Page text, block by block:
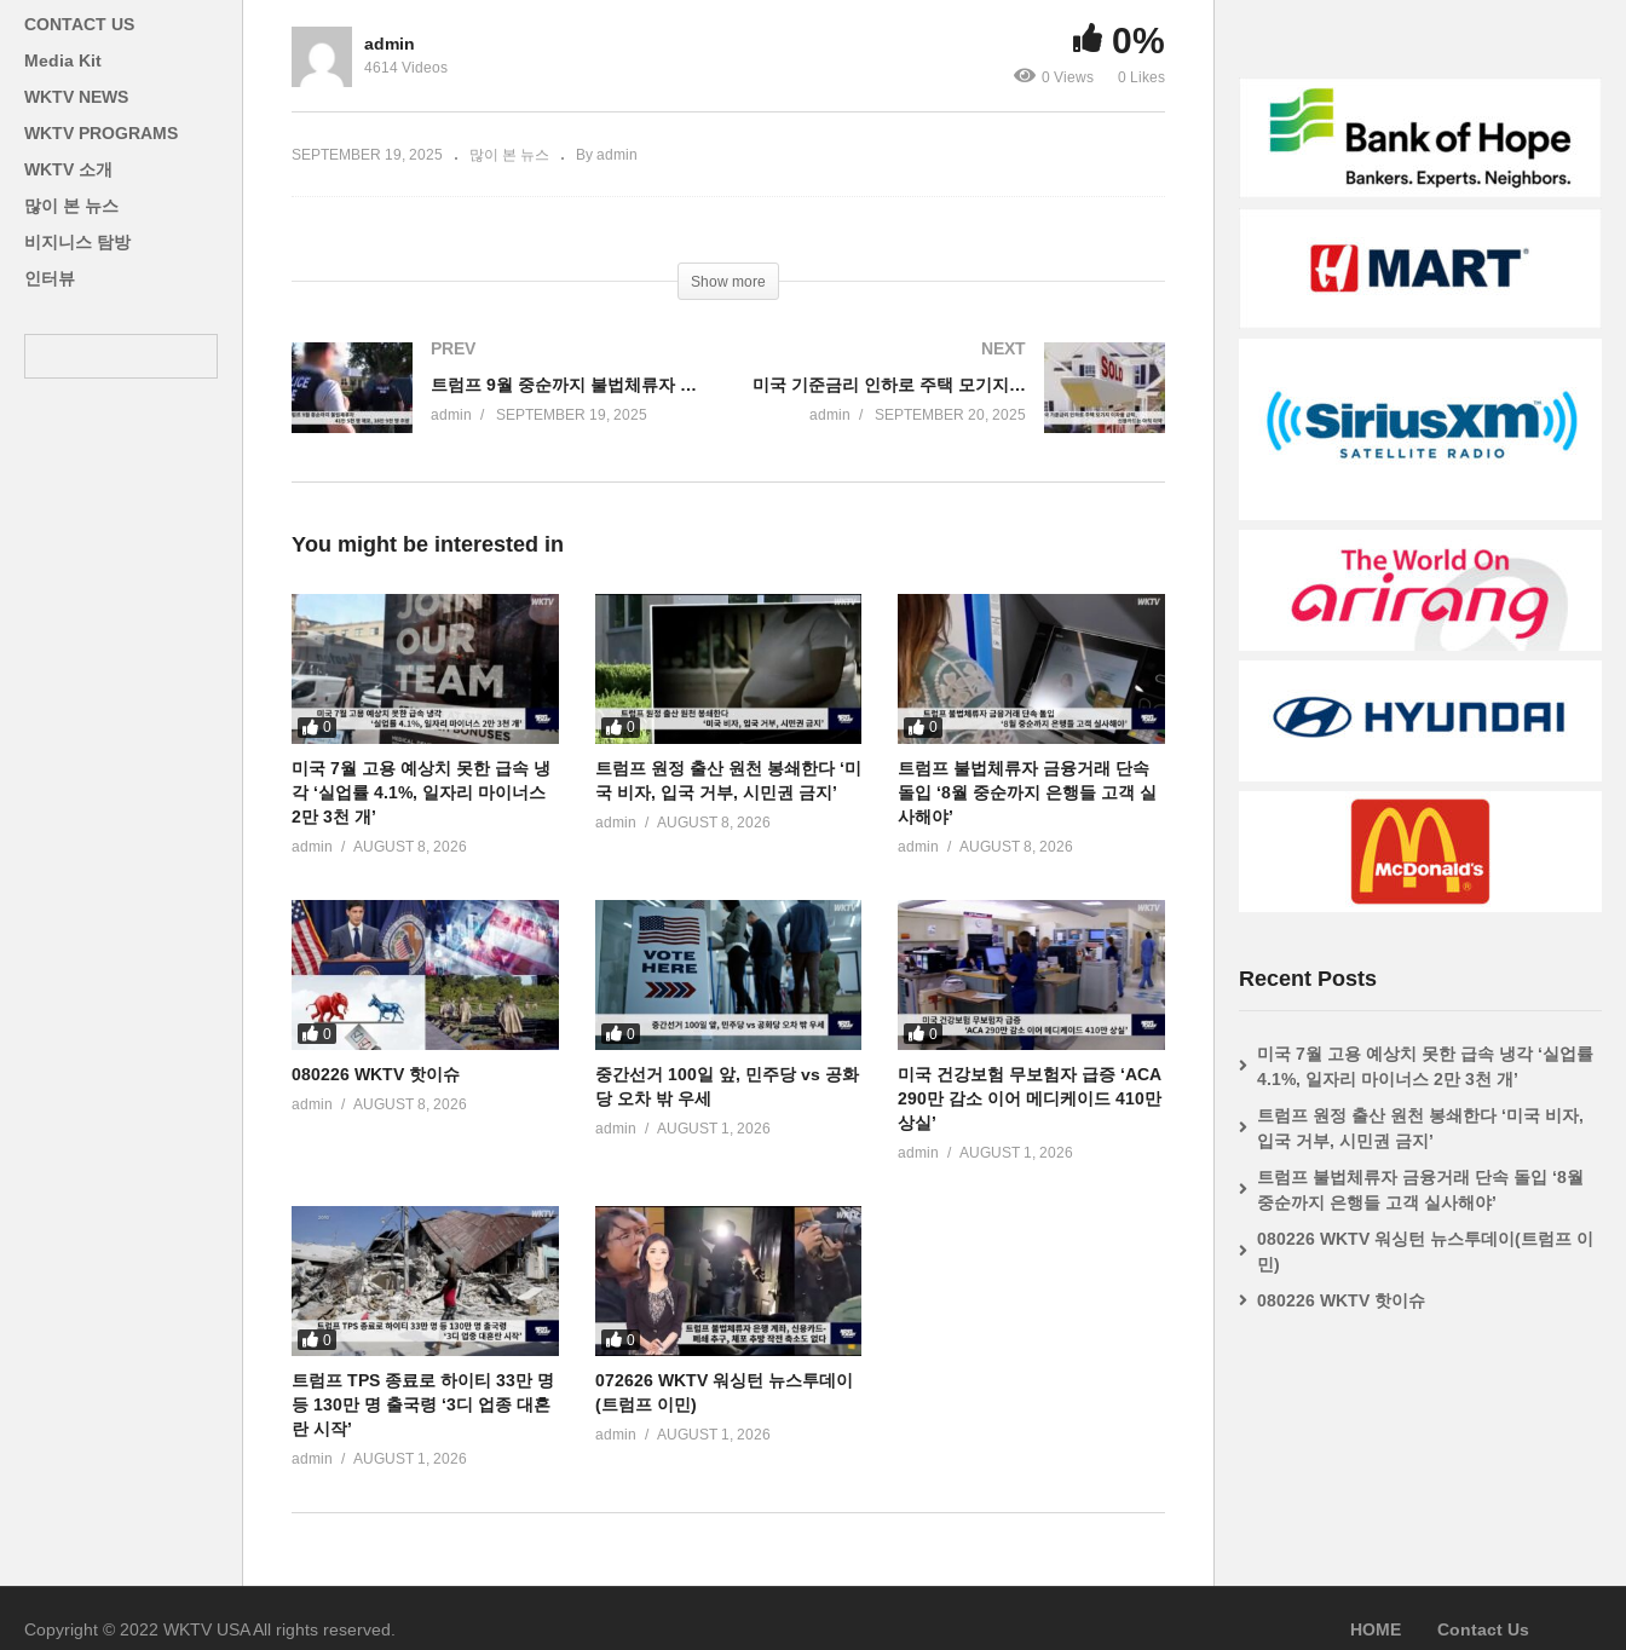
만, 회사 200만달러 내라’
CONTACT US
Media Kit
WKTV NEWS
WKTV PROGRAMS
WKTV 소개
많이 본 뉴스
비지니스 탐방
인터뷰
admin
4614 Videos
0%
0 Views 0 Likes
SEPTEMBER 19, 2025 많이 본 뉴스 By admin
Show more
PREV
트럼프 9월 중순까지 불법체류자 41만 5천 명 체포, 38만 9천 명 추방
admin SEPTEMBER 19, 2025
NEXT
미국 기준금리 인하로 주택 모기지 이자율 급락, 신용카드는 아직 미약
admin SEPTEMBER 20, 2025
You might be interested in
0
미국 7월 고용 예상치 못한 급속 냉
각 ‘실업률 4.1%, 일자리 마이너스
2만 3천 개’
admin AUGUST 8, 2026
0
트럼프 원정 출산 원천 봉쇄한다 ‘미
국 비자, 입국 거부, 시민권 금지’
admin AUGUST 8, 2026
0
트럼프 불법체류자 금융거래 단속
돌입 ‘8월 중순까지 은행들 고객 실
사해야’
admin AUGUST 8, 2026
0
080226 WKTV 핫이슈
admin AUGUST 8, 2026
0
중간선거 100일 앞, 민주당 vs 공화
당 오차 밖 우세
admin AUGUST 1, 2026
0
미국 건강보험 무보험자 급증 ‘ACA
290만 감소 이어 메디케이드 410만
상실’
admin AUGUST 1, 2026
0
트럼프 TPS 종료로 하이티 33만 명
등 130만 명 출국령 ‘3디 업종 대혼
란 시작’
admin AUGUST 1, 2026
0
072626 WKTV 워싱턴 뉴스투데이
(트럼프 이민)
admin AUGUST 1, 2026
Recent Posts
미국 7월 고용 예상치 못한 급속 냉각 ‘실업률
4.1%, 일자리 마이너스 2만 3천 개’
트럼프 원정 출산 원천 봉쇄한다 ‘미국 비자,
입국 거부, 시민권 금지’
트럼프 불법체류자 금융거래 단속 돌입 ‘8월
중순까지 은행들 고객 실사해야’
080226 WKTV 워싱턴 뉴스투데이(트럼프 이
민)
080226 WKTV 핫이슈
Copyright © 2022 WKTV USA All rights reserved. HOME Contact Us